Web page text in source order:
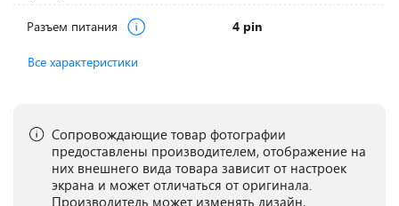
Разъем питания 4 pin
Все характеристики
Сопровождающие товар фотографии
предоставлены производителем, отображение на
них внешнего вида товара зависит от настроек
экрана и может отличаться от оригинала.
Производитель может изменять дизайн,